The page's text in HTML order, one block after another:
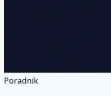
Poradnik